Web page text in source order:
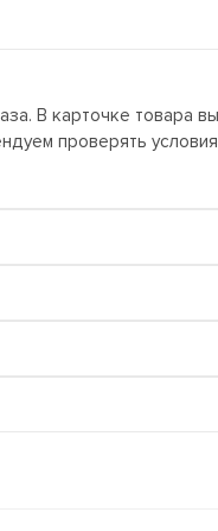
В карточке товара
проверять